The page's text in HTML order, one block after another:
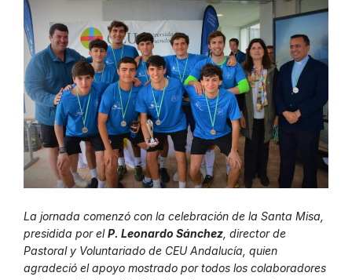
La jornada comenzó con la celebración de la Santa Misa,
presidida por elP. Leonardo Sánchez , director de
Pastoral y Voluntariado de CEU Andalucía, quien
agradeció el apoyo mostrado por todos los colaboradores